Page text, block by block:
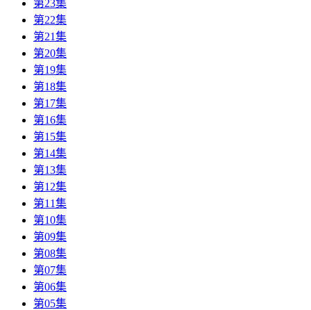
第23集
第22集
第21集
第20集
第19集
第18集
第17集
第16集
第15集
第14集
第13集
第12集
第11集
第10集
第09集
第08集
第07集
第06集
第05集